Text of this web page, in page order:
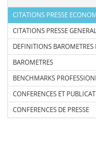
CITATIONS PRESSE
CITATIONS PRESSE
DEFINITIONS
BAROMETRES
BENCHMARKS
CONFERENCES ET
CONFERENCES DE PRESSE